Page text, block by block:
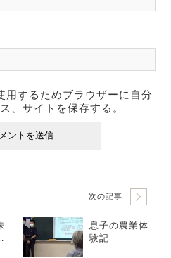
用するためブラウザーに自分
、サイトを保存する。
次の記事
息子の農業体
験記